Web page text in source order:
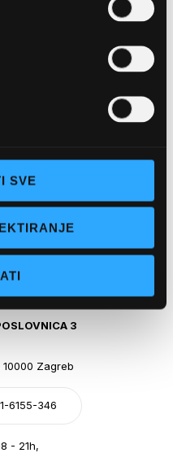
SVE
- 21h,
21h
3
Zagreb
6155-346
- 21h,